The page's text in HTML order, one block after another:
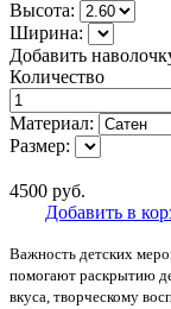
Высота:
Ширина:
Добавить
Количество
Материал:
Размер:
4500 руб.
Добавить в
Важность детских
помогают раскрытию
вкуса, творческому